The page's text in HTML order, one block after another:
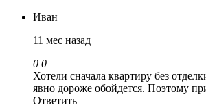
Иван
11 мес назад
0 0
Хотели сначала квартиру без
явно дороже обойдется. Поэтому
Ответить